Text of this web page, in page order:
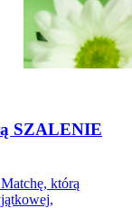
SZALENIE
którą